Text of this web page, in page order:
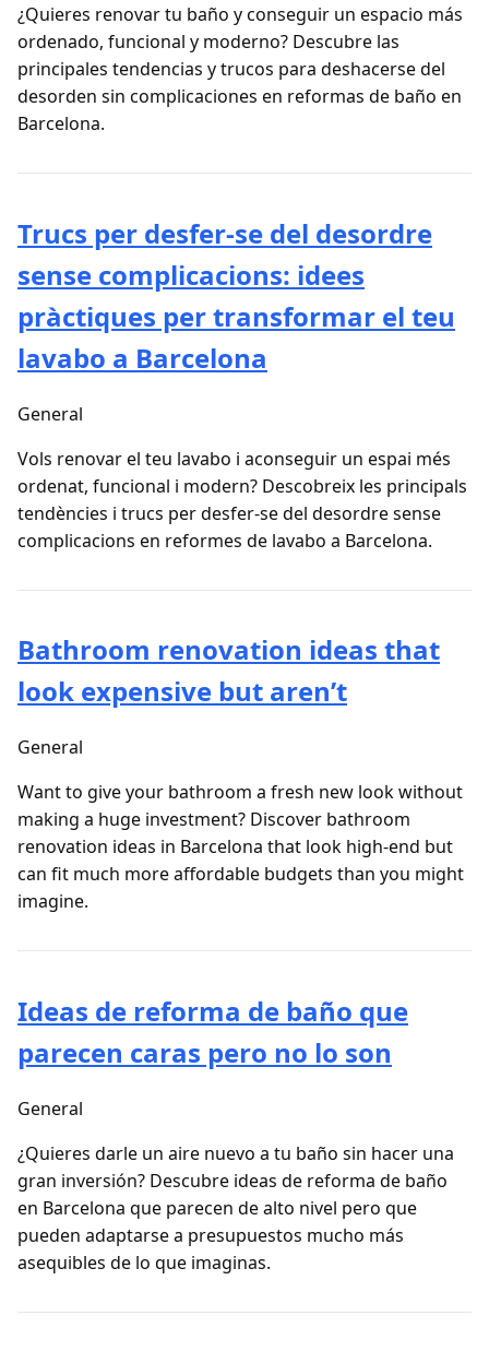
¿Quieres renovar tu baño y conseguir un espacio más
ordenado, funcional y moderno? Descubre las
principales tendencias y trucos para deshacerse del
desorden sin complicaciones en reformas de baño en
Barcelona.
Trucs per desfer-se del desordre
sense complicacions: idees
pràctiques per transformar el teu
lavabo a Barcelona
General
Vols renovar el teu lavabo i aconseguir un espai més
ordenat, funcional i modern? Descobreix les principals
tendències i trucs per desfer-se del desordre sense
complicacions en reformes de lavabo a Barcelona.
Bathroom renovation ideas that
look expensive but aren’t
General
Want to give your bathroom a fresh new look without
making a huge investment? Discover bathroom
renovation ideas in Barcelona that look high-end but
can fit much more affordable budgets than you might
imagine.
Ideas de reforma de baño que
parecen caras pero no lo son
General
¿Quieres darle un aire nuevo a tu baño sin hacer una
gran inversión? Descubre ideas de reforma de baño
en Barcelona que parecen de alto nivel pero que
pueden adaptarse a presupuestos mucho más
asequibles de lo que imaginas.